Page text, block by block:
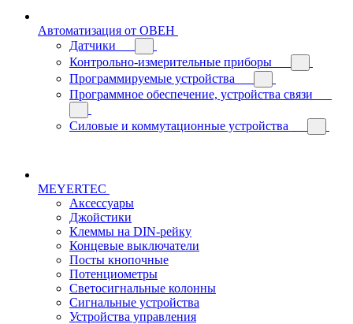
Автоматизация от ОВЕН
Датчики
Контрольно-измерительные приборы
Программируемые устройства
Программное обеспечение, устройства связи
Силовые и коммутационные устройства
MEYERTEC
Аксессуары
Джойстики
Клеммы на DIN-рейку
Концевые выключатели
Посты кнопочные
Потенциометры
Светосигнальные колонны
Сигнальные устройства
Устройства управления